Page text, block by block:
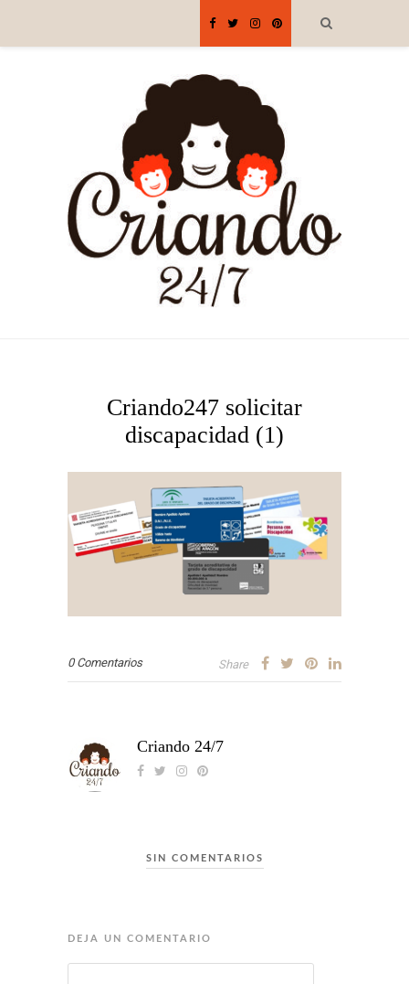
Criando247 solicitar
discapacidad (1)
0 Comentarios Share
Criando 24/7
SIN COMENTARIOS
DEJA UN COMENTARIO